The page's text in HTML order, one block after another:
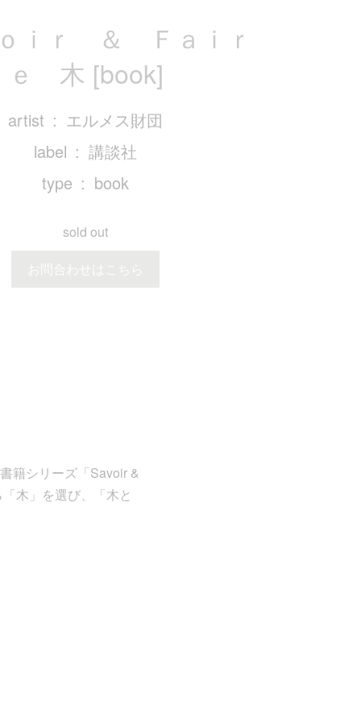
ｉｒ ＆ Ｆａｉｒ
ｅ 木 [book]
artist
エルメス財団
label
講談社
type
book
sold out
お問合わせはこちら
籍シリーズ「Savoir &
木」を選び、「木と